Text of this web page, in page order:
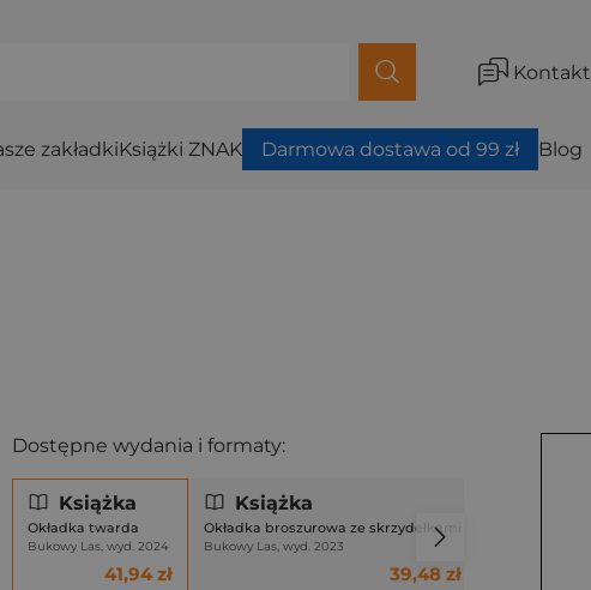
Kontakt
zakładkiKsiążki ZNAK Darmowa dostawa od 99 zł Blog
Dostępne wydania i formaty:
Książka
Okładka twarda
Bukowy Las, wyd. 2024
41,94 zł
Książka
Okładka broszurowa ze skrzydełkami
Bukowy Las, wyd. 2023
39,48 zł